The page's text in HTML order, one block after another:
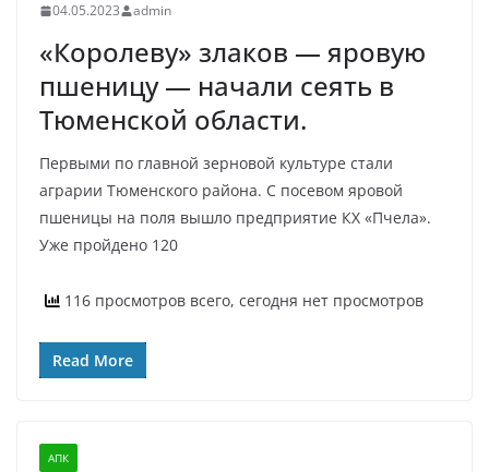
04.05.2023 admin
«Королеву» злаков — яровую
пшеницу — начали сеять в
Тюменской области.
Первыми по главной зерновой культуре стали
аграрии Тюменского района. С посевом яровой
пшеницы на поля вышло предприятие КХ «Пчела».
Уже пройдено 120
116 просмотров всего, сегодня нет просмотров
Read More
АПК